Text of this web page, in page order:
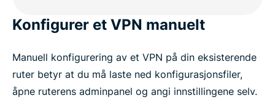
Konfigurer et VPN manuelt
Manuell konfigurering av et VPN på din eksisterende
ruter betyr at du må laste ned konfigurasjonsfiler,
åpne ruterens adminpanel og angi innstillingene selv.